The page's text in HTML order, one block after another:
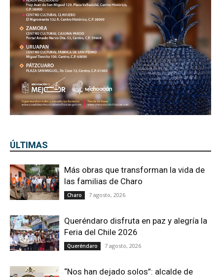
ÚLTIMAS
Más obras que transforman la vida de
las familias de Charo
Charo 7 agosto, 2026
Queréndaro disfruta en paz y alegría la
Feria del Chile 2026
Queréndaro 7 agosto, 2026
“Nos han dejado solos”: alcalde de